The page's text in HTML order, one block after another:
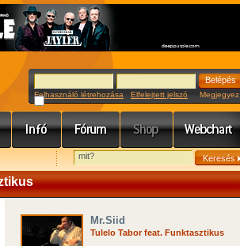
Felhasználó létrehozása Elfelejtett jelszó Megjegyez
Mr.Siid
Tulelo Tabor feat. Funktasztikus